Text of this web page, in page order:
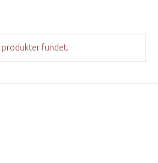
produkter fundet.